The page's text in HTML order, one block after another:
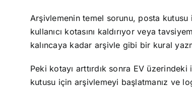
Arşivlemenin temel sorunu, posta
kullanıcı kotasını kaldırıyor veya
kalıncaya kadar arşivle gibi bir kural
Peki kotayı arttırdık sonra EV
kutusu için arşivlemeyi başlatmanız ve